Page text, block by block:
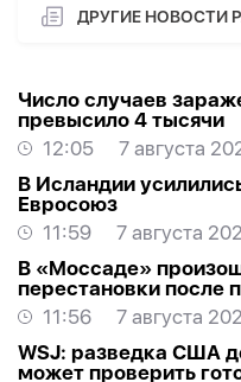
ДРУГИЕ НОВОСТИ
Число случаев
превысило 4 тысячи
12:05
7 августа
В Исландии
Евросоюз
11:59
7 августа
В «Моссаде»
перестановки после
Ирану
11:56
7 августа
WSJ: разведка США
может проверить